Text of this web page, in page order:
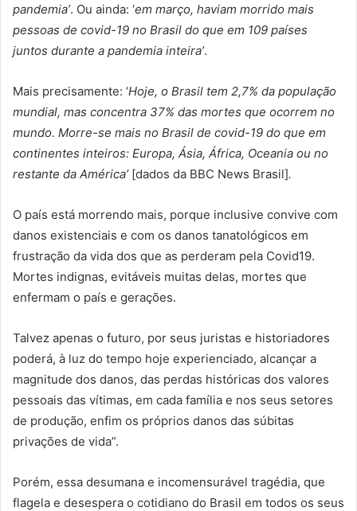
pandemia’. Ou ainda: ‘em março, haviam morrido mais
pessoas de covid-19 no Brasil do que em 109 países
juntos durante a pandemia inteira’.
Mais precisamente: ‘Hoje, o Brasil tem 2,7% da população
mundial, mas concentra 37% das mortes que ocorrem no
mundo. Morre-se mais no Brasil de covid-19 do que em
continentes inteiros: Europa, Ásia, África, Oceania ou no
restante da América’ [dados da BBC News Brasil].
O país está morrendo mais, porque inclusive convive com
danos existenciais e com os danos tanatológicos em
frustração da vida dos que as perderam pela Covid19.
Mortes indignas, evitáveis muitas delas, mortes que
enfermam o país e gerações.
Talvez apenas o futuro, por seus juristas e historiadores
poderá, à luz do tempo hoje experienciado, alcançar a
magnitude dos danos, das perdas históricas dos valores
pessoais das vítimas, em cada família e nos seus setores
de produção, enfim os próprios danos das súbitas
privações de vida”.
Porém, essa desumana e incomensurável tragédia, que
flagela e desespera o cotidiano do Brasil em todos os seus